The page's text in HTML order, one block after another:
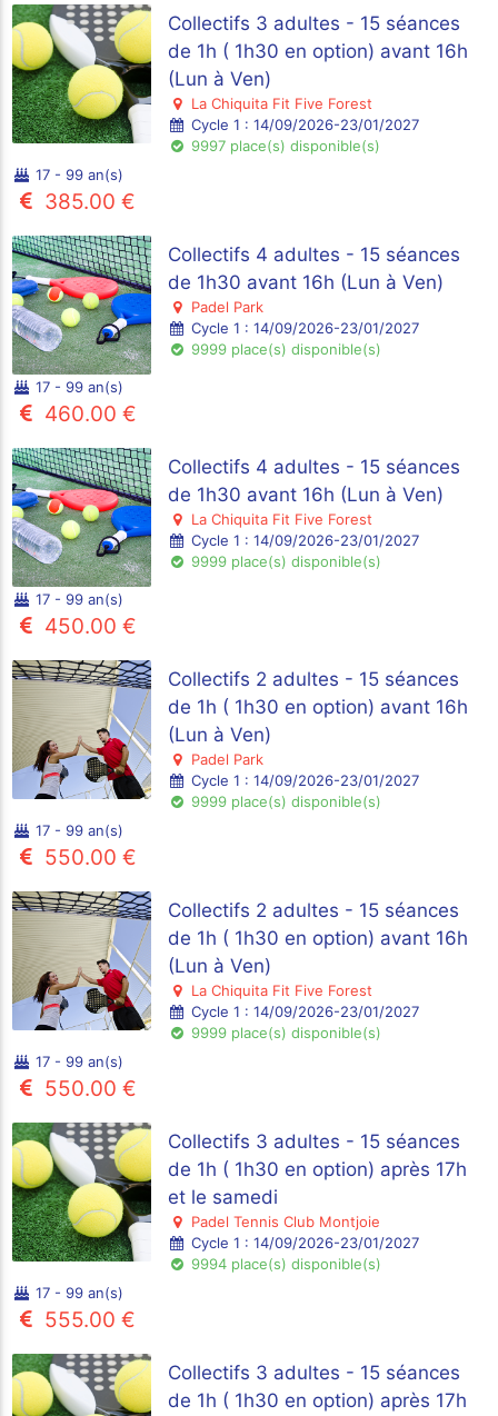
Collectifs 3 adultes - 15 séances
de 1h ( 1h30 en option) avant 16h
(Lun à Ven)
La Chiquita Fit Five Forest
Cycle 1 : 14/09/2026-23/01/2027
9997 place(s) disponible(s)
17 - 99 an(s)
385.00 €
Collectifs 4 adultes - 15 séances
de 1h30 avant 16h (Lun à Ven)
Padel Park
Cycle 1 : 14/09/2026-23/01/2027
9999 place(s) disponible(s)
17 - 99 an(s)
460.00 €
Collectifs 4 adultes - 15 séances
de 1h30 avant 16h (Lun à Ven)
La Chiquita Fit Five Forest
Cycle 1 : 14/09/2026-23/01/2027
9999 place(s) disponible(s)
17 - 99 an(s)
450.00 €
Collectifs 2 adultes - 15 séances
de 1h ( 1h30 en option) avant 16h
(Lun à Ven)
Padel Park
Cycle 1 : 14/09/2026-23/01/2027
9999 place(s) disponible(s)
17 - 99 an(s)
550.00 €
Collectifs 2 adultes - 15 séances
de 1h ( 1h30 en option) avant 16h
(Lun à Ven)
La Chiquita Fit Five Forest
Cycle 1 : 14/09/2026-23/01/2027
9999 place(s) disponible(s)
17 - 99 an(s)
550.00 €
Collectifs 3 adultes - 15 séances
de 1h ( 1h30 en option) après 17h
et le samedi
Padel Tennis Club Montjoie
Cycle 1 : 14/09/2026-23/01/2027
9994 place(s) disponible(s)
17 - 99 an(s)
555.00 €
Collectifs 3 adultes - 15 séances
de 1h ( 1h30 en option) après 17h